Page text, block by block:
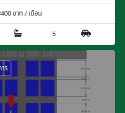
บาท / เดือน
5
ร